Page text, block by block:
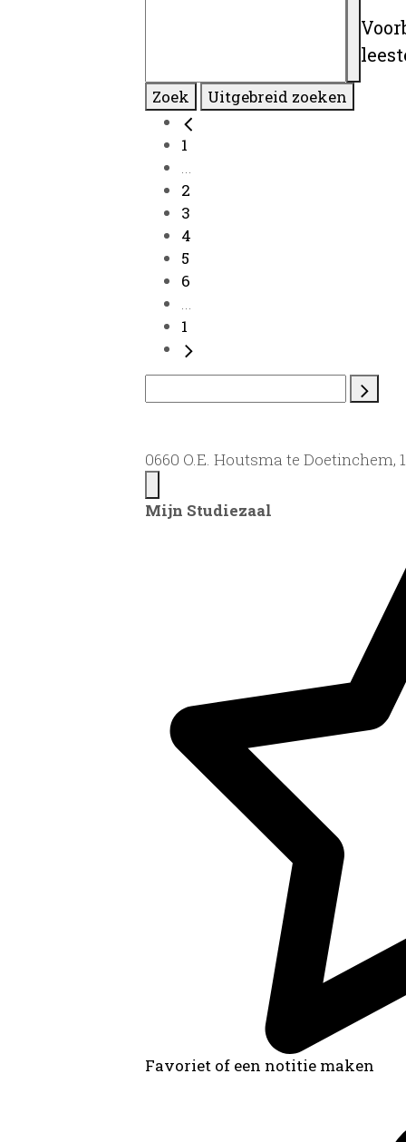
Zoek Uitgebreid zoeken
1
...
2
3
4
5
6
...
1
0660 O.E. Houtsma te Doetinchem,
Mijn Studiezaal
Favoriet of een notitie maken